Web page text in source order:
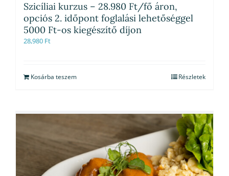
Szicíliai kurzus – 28.980 Ft/fő áron,
opciós 2. időpont foglalási lehetőséggel
5000 Ft-os kiegészítő díjon
28,980 Ft
Kosárba teszem Részletek